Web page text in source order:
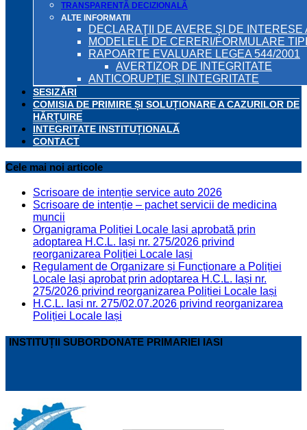
TRANSPARENȚĂ DECIZIONALĂ
ALTE INFORMATII
DECLARAŢII DE AVERE ŞI DE
MODELELE DE CERERI/FORMULARE
RAPOARTE EVALUARE LEGEA 544/2001
AVERTIZOR DE INTEGRITATE
ANTICORUPȚIE ȘI INTEGRITATE
SESIZĂRI
COMISIA DE PRIMIRE ȘI SOLUȚIONARE A CAZURILOR DE
HĂRȚUIRE
INTEGRITATE INSTITUȚIONALĂ
CONTACT
Cele mai noi articole
Scrisoare de intenție service auto 2026
Scrisoare de intenție – pachet servicii de medicina
muncii
Organigrama Poliției Locale Iași aprobată prin
adoptarea H.C.L. Iași nr. 275/2026 privind
reorganizarea Poliției Locale Iași
Regulament de Organizare și Funcționare a Poliției
Locale Iași aprobat prin adoptarea H.C.L. Iași nr.
275/2026 privind reorganizarea Poliției Locale Iași
H.C.L. Iași nr. 275/02.07.2026 privind reorganizarea
Poliției Locale Iași
INSTITUȚII SUBORDONATE PRIMARIEI IASI